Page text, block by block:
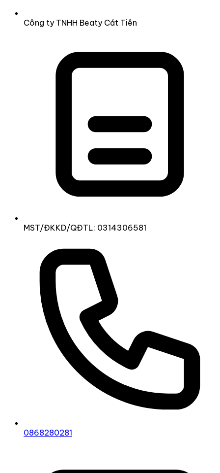
Công ty TNHH Beaty Cát Tiên
MST/ĐKKD/QĐTL: 0314306581
0868280281